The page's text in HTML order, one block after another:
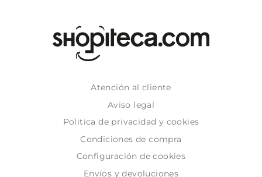
Atención al cliente
Aviso legal
Politica de privacidad y cookies
Condiciones de compra
Configuración de cookies
Envíos y devoluciones